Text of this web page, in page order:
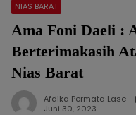
NIAS BARAT
Ama Foni Daeli :
Berterimakasih
Nias Barat
Afdika Permata Lase
Juni 30, 2023